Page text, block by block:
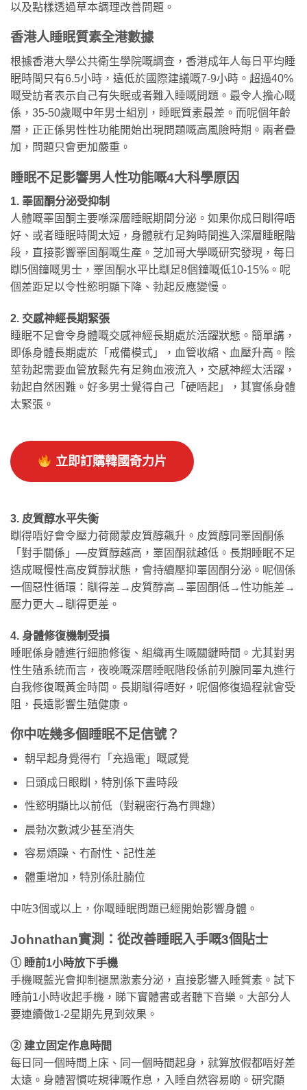
以及點樣透過草本調理改善問題。
香港人睡眠質素全港數據
根據香港大學公共衛生學院嘅調查，香港成年人每日平均睡
眠時間只有6.5小時，遠低於國際建議嘅7-9小時。超過40%
嘅受訪者表示自己有失眠或者難入睡嘅問題。最令人擔心嘅
係，35-50歲嘅中年男士組別，睡眠質素最差。而呢個年齡
層，正正係男性性功能開始出現問題嘅高風險時期。兩者疊
加，問題只會更加嚴重。
睡眠不足影響男人性功能嘅4大科學原因
1. 睪固酮分泌受抑制
人體嘅睪固酮主要喺深層睡眠期間分泌。如果你成日瞓得唔
好、或者睡眠時間太短，身體就冇足夠時間進入深層睡眠階
段，直接影響睪固酮嘅生產。芝加哥大學嘅研究發現，每日
瞓5個鐘嘅男士，睪固酮水平比瞓足8個鐘嘅低10-15%。呢
個差距足以令性慾明顯下降、勃起反應變慢。
2. 交感神經長期緊張
睡眠不足會令身體嘅交感神經長期處於活躍狀態。簡單講，
即係身體長期處於「戒備模式」，血管收縮、血壓升高。陰
莖勃起需要血管放鬆先有足夠血液流入，交感神經太活躍，
勃起自然困難。好多男士覺得自己「硬唔起」，其實係身體
太緊張。
立即訂購韓國奇力片
3. 皮質醇水平失衡
瞓得唔好會令壓力荷爾蒙皮質醇飆升。皮質醇同睪固酮係
「對手關係」—皮質醇越高，睪固酮就越低。長期睡眠不足
造成嘅慢性高皮質醇狀態，會持續壓抑睪固酮分泌。呢個係
一個惡性循環：瞓得差→皮質醇高→睪固酮低→性功能差→
壓力更大→瞓得更差。
4. 身體修復機制受損
睡眠係身體進行細胞修復、組織再生嘅關鍵時間。尤其對男
性生殖系統而言，夜晚嘅深層睡眠階段係前列腺同睪丸進行
自我修復嘅黃金時間。長期瞓得唔好，呢個修復過程就會受
阻，長遠影響生殖健康。
你中咗幾多個睡眠不足信號？
朝早起身覺得冇「充過電」嘅感覺
日頭成日眼瞓，特別係下晝時段
性慾明顯比以前低（對親密行為冇興趣）
晨勃次數減少甚至消失
容易煩躁、冇耐性、記性差
體重增加，特別係肚腩位
中咗3個或以上，你嘅睡眠問題已經開始影響身體。
Johnathan實測：從改善睡眠入手嘅3個貼士
① 睡前1小時放下手機
手機嘅藍光會抑制褪黑激素分泌，直接影響入睡質素。試下
睡前1小時收起手機，睇下實體書或者聽下音樂。大部分人
要連續做1-2星期先見到效果。
② 建立固定作息時間
每日同一個時間上床、同一個時間起身，就算放假都唔好差
太遠。身體習慣咗規律嘅作息，入睡自然容易啲。研究顯